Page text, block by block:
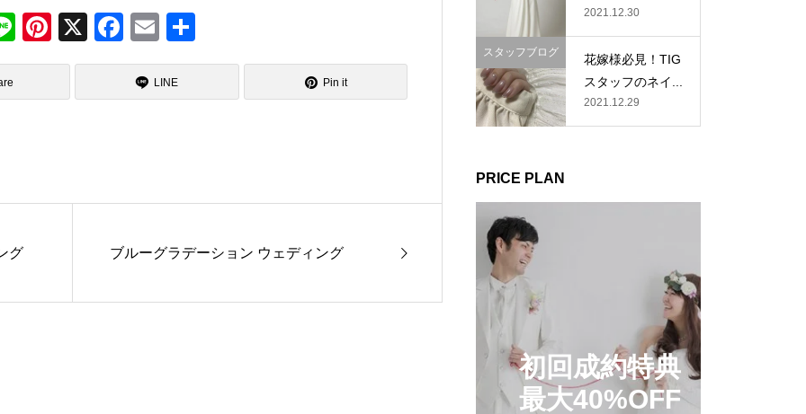
Li
n
Pi
nt
X
F
a
c
o
E
m
ail
有
LINE Pin it
グ ブルーグラデーション ウェディング
2021.12.30
花嫁様必見！TIG
スタッフのネイ...
2021.12.29
スタッフブログ
PRICE PLAN
初回成約特典
最大40%OFF